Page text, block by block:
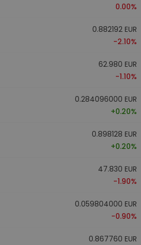
0.00%
0.882192 EUR
-2.10%
62.980 EUR
-1.10%
0.284096000 EUR
+0.20%
0.898128 EUR
+0.20%
47.830 EUR
-1.90%
0.059804000 EUR
-0.90%
0.867760 EUR